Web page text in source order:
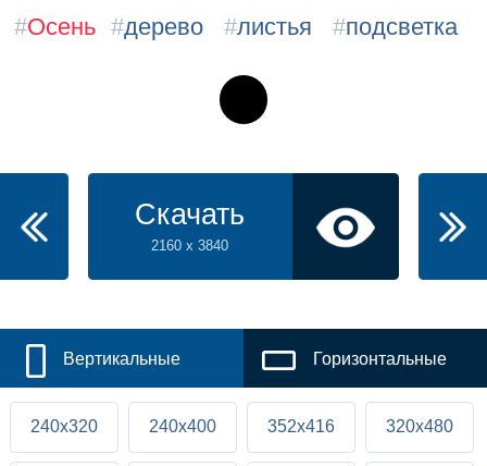
#Осень #дерево #листья #подсветка
Скачать
2160 x 3840
Вертикальные Горизонтальные
240x320 240x400 352x416 320x480